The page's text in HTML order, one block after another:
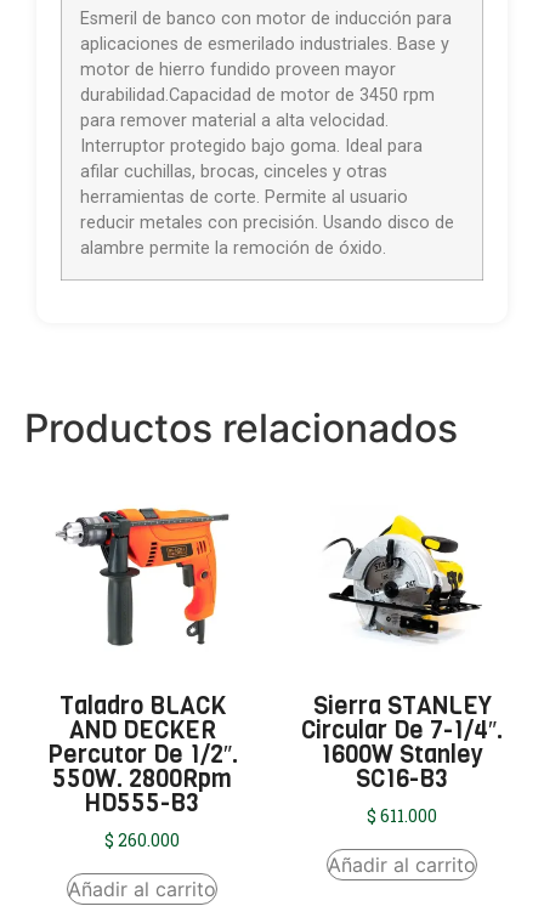
Esmeril de banco con motor de inducción para
aplicaciones de esmerilado industriales. Base y
motor de hierro fundido proveen mayor
durabilidad.Capacidad de motor de 3450 rpm
para remover material a alta velocidad.
Interruptor protegido bajo goma. Ideal para
afilar cuchillas, brocas, cinceles y otras
herramientas de corte. Permite al usuario
reducir metales con precisión. Usando disco de
alambre permite la remoción de óxido.
Productos relacionados
Taladro BLACK
AND DECKER
Percutor De 1/2″.
550W. 2800Rpm
HD555-B3
$ 260.000
Añadir al carrito
Sierra STANLEY
Circular De 7-1/4″.
1600W Stanley
SC16-B3
$ 611.000
Añadir al carrito